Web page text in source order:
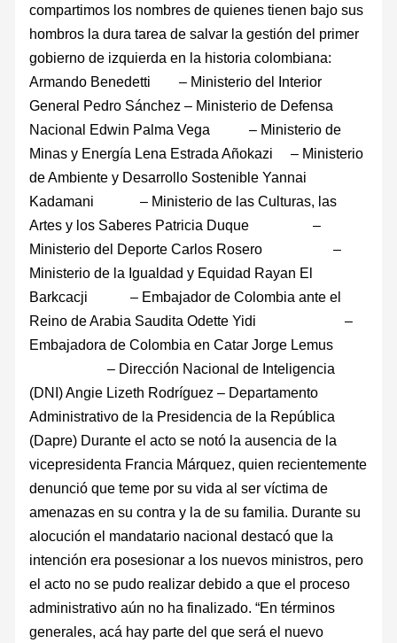
compartimos los nombres de quienes tienen bajo sus
hombros la dura tarea de salvar la gestión del primer
gobierno de izquierda en la historia colombiana:
Armando Benedetti – Ministerio del Interior
General Pedro Sánchez – Ministerio de Defensa
Nacional Edwin Palma Vega – Ministerio de
Minas y Energía Lena Estrada Añokazi – Ministerio
de Ambiente y Desarrollo Sostenible Yannai
Kadamani – Ministerio de las Culturas, las
Artes y los Saberes Patricia Duque –
Ministerio del Deporte Carlos Rosero –
Ministerio de la Igualdad y Equidad Rayan El
Barkcacji – Embajador de Colombia ante el
Reino de Arabia Saudita Odette Yidi –
Embajadora de Colombia en Catar Jorge Lemus
– Dirección Nacional de Inteligencia
(DNI) Angie Lizeth Rodríguez – Departamento
Administrativo de la Presidencia de la República
(Dapre) Durante el acto se notó la ausencia de la
vicepresidenta Francia Márquez, quien recientemente
denunció que teme por su vida al ser víctima de
amenazas en su contra y la de su familia. Durante su
alocución el mandatario nacional destacó que la
intención era posesionar a los nuevos ministros, pero
el acto no se pudo realizar debido a que el proceso
administrativo aún no ha finalizado. “En términos
generales, acá hay parte del que será el nuevo